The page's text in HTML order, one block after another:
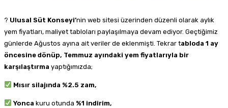
? Ulusal Süt Konseyi’nin web sitesi üzerinden düzenli olarak aylık
yem fiyatları, maliyet tabloları paylaşılmaya devam ediyor. Geçtiğimiz
günlerde Ağustos ayına ait veriler de eklenmişti. Tekrar tabloda 1 ay
öncesine dönüp, Temmuz ayındaki yem fiyatlarıyla bir
karşılaştırma yaptığımızda;
Mısır silajında %2.5 zam,
Yonca kuru otunda %1 indirim,